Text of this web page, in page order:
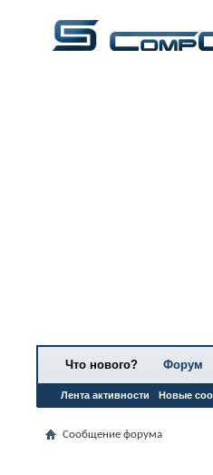
Что нового?
Лента активности Новые
Форум
Сообщение форума